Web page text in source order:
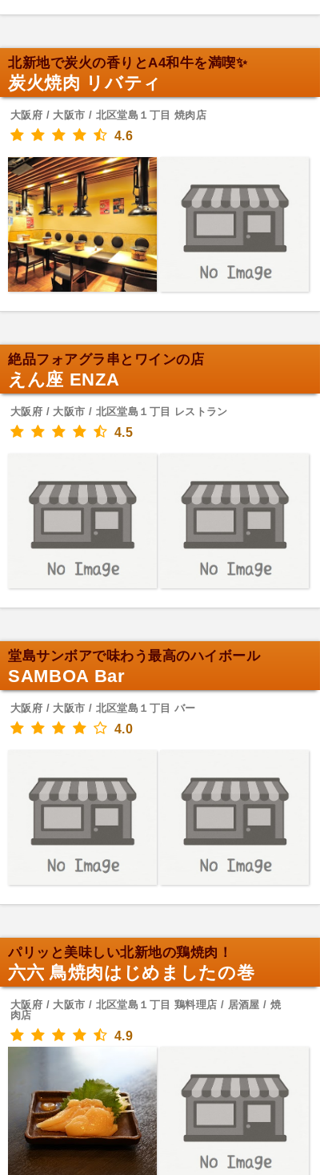
北新地で炭火の香りとA4和牛を満喫✨
炭火焼肉 リバティ
大阪府 / 大阪市 / 北区堂島１丁目 焼肉店
4.6
絶品フォアグラ串とワインの店
えん座 ENZA
大阪府 / 大阪市 / 北区堂島１丁目 レストラン
4.5
堂島サンボアで味わう最高のハイボール
SAMBOA Bar
大阪府 / 大阪市 / 北区堂島１丁目 バー
4.0
パリッと美味しい北新地の鶏焼肉！
六六 鳥焼肉はじめましたの巻
大阪府 / 大阪市 / 北区堂島１丁目 鶏料理店 / 居酒屋 / 焼
肉店
4.9